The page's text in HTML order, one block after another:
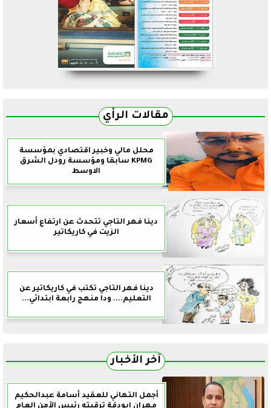
مقالات الرأي
محلل مالي وخبير اقتصادي بمؤسسة
KPMG سابقا ومؤسسة رودل الشرق
الاوسط
دينا فهر التاجي تتحدث عن ارتفاع أسعار
الزيت في كاريكاتير
دينا فهر التاجي تكتب في كاريكاتير عن
التعليم.... ودا منهج رابعة ابتدائي...
آخر الأخبار
أجمل التهاني للعقيد أسامة عبدالحكيم
مهران ابودقة ترقيته رئيس الأمن العام